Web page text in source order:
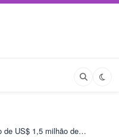
de US$ 1,5 milhão de…